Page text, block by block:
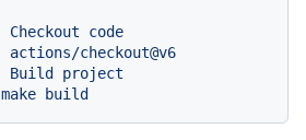
Checkout
code
actions/checkout@v6
Build
project
make build